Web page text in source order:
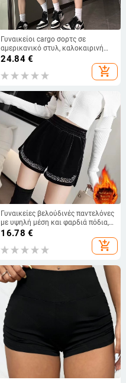
Γυναικείοι cargo σορτς σε
αμερικανικό στυλ, καλοκαιρινή
άνετη γραμμή, πολλαπλές τσέπες,
casual με κορδόνι, ρετρό στυλ
24.84€
add_shopping_cart
Γυναικείες βελούδινές παντελόνες
με υψηλή μέση και φαρδιά πόδια,
φθινοπωρινές-χειμερινές,
κορεατικού στυλ, ελαστική μέση,
παχύτερες
16.78 €
add_shopping_cart